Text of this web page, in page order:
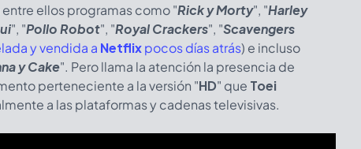
ellos programas como "Rick y Morty", "Harley
", "Pollo Robot", "Royal Crackers", "Scavengers
y vendida a Netflixpocos días atrás) e incluso
y Cake". Pero llama la atención la presencia de
perteneciente a la versión "HD" que Toei
a las plataformas y cadenas televisivas.